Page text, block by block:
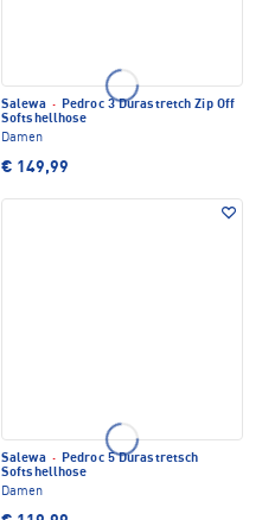
Salewa · Pedroc 3 Durastretch Zip Off
Softshellhose
Damen
€ 149,99
Salewa · Pedroc 5 Durastretsch
Softshellhose
Damen